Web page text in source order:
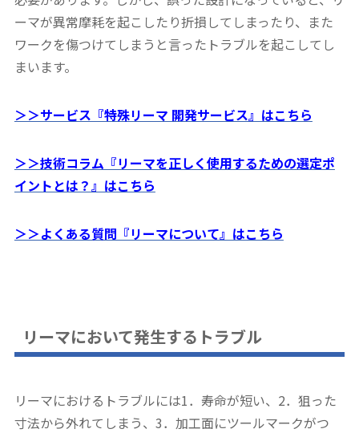
ーマが異常摩耗を起こしたり折損してしまったり、また
ワークを傷つけてしまうと言ったトラブルを起こしてし
まいます。
＞＞サービス『特殊リーマ 開発サービス』はこちら
＞＞技術コラム『リーマを正しく使用するための選定ポ
イントとは？』はこちら
＞＞よくある質問『リーマについて』はこちら
リーマにおいて発生するトラブル
リーマにおけるトラブルには1．寿命が短い、2．狙った
寸法から外れてしまう、3．加工面にツールマークがつ